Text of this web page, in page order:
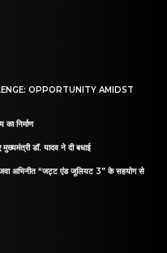
OPPORTUNITY AMIDST
निर्माण
मुख्यमंत्री डॉ. यादव ने दी बधाई
अभिनीत “जट्ट एंड जूलियट 3” के सहयोग से